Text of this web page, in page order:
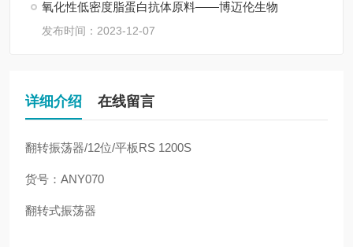
氧化性低密度脂蛋白抗体原料——博迈伦生物
发布时间：2023-12-07
详细介绍 在线留言
翻转振荡器/12位/平板RS 1200S
货号： ANY070
翻转式振荡器